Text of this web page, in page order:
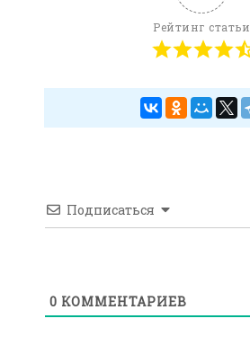
Рейтинг статьи
Подписаться
0 КОММЕНТАРИЕВ